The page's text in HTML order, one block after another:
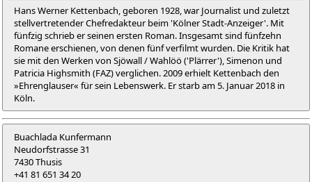
Hans Werner Kettenbach, geboren 1928, war Journalist und zuletzt
stellvertretender Chefredakteur beim 'Kölner Stadt-Anzeiger'. Mit
fünfzig schrieb er seinen ersten Roman. Insgesamt sind fünfzehn
Romane erschienen, von denen fünf verfilmt wurden. Die Kritik hat
sie mit den Werken von Sjöwall / Wahlöö ('Plärrer'), Simenon und
Patricia Highsmith (FAZ) verglichen. 2009 erhielt Kettenbach den
»Ehrenglauser« für sein Lebenswerk. Er starb am 5. Januar 2018 in
Köln.
Buachlada Kunfermann
Neudorfstrasse 31
7430 Thusis
+41 81 651 34 20